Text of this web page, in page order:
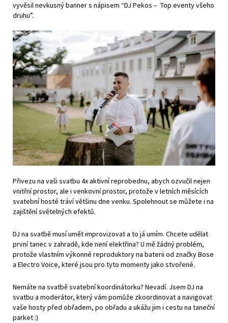
vyvěsil nevkusný banner s nápisem “DJ Pekos – Top eventy všeho
druhu”.
Přivezu na vaši svatbu 4x aktivní reprobednu, abych ozvučil nejen
vnitřní prostor, ale i venkovní prostor, protože v letních měsících
svatební hosté tráví většinu dne venku. Spolehnout se můžete i na
zajištění světelných efektů.
DJ na svatbě musí umět improvizovat a to já umím. Chcete udělat
první tanec v zahradě, kde není elektřina? U mě žádný problém,
protože vlastním výkonné reproduktory na baterii od značky Bose
a Electro Voice, které jsou pro tyto momenty jako stvořené.
Nemáte na svatbě svatební koordinátorku? Nevadí. Jsem DJ na
svatbu a moderátor, který vám pomůže zkoordinovat a navigovat
vaše hosty před obřadem, po obřadu a ukážu jim i cestu na taneční
parket :)